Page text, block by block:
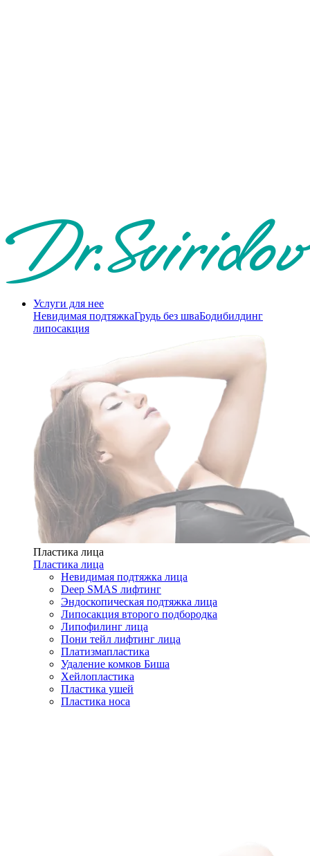
Услуги для нее
Невидимая подтяжкаГрудь без шваБодибилдинг
липосакция
Пластика лица
Пластика лица
Невидимая подтяжка лица
Deep SMAS лифтинг
Эндоскопическая подтяжка лица
Липосакция второго подбородка
Липофилинг лица
Пони тейл лифтинг лица
Платизмапластика
Удаление комков Биша
Хейлопластика
Пластика ушей
Пластика носа